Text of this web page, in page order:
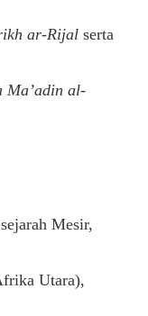
ar-Rijal serta
Ma’adin al-
Mesir,
Utara),